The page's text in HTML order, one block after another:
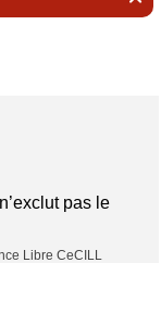
pas le
Libre CeCILL